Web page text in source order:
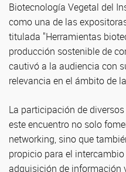
Biotecnología Vegetal del
como una de las
titulada "Herramientas
producción sostenible de
cautivó a la audiencia con
relevancia en el ámbito de
La participación de
este encuentro no solo
networking, sino que
propicio para el
adquisición de información